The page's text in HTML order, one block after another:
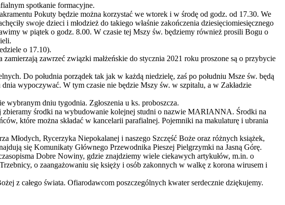
spotkanie formacyjne.
Pokuty będzie można korzystać we wtorek i w środę od godz. od 17.30. We
swoje dzieci i młodzież do takiego właśnie zakończenia dziesięciomiesięcznego
w piątek o godz. 8.00. W czasie tej Mszy św. będziemy również prosili Bogu o
o 17.10).
zawrzeć związki małżeńskie do stycznia 2021 roku proszone są o przybycie
Do południa porządek tak jak w każdą niedzielę, zaś po południu Msze św. będą
wypoczywać. W tym czasie nie będzie Mszy św. w szpitalu, a w Zakładzie
wybranym dniu tygodnia. Zgłoszenia u ks. proboszcza.
środki na wybudowanie kolejnej studni o nazwie MARIANNA. Środki na
które można składać w kancelarii parafialnej. Pojemniki na makulaturę i ubrania
Młodych, Rycerzyka Niepokalanej i naszego Szczęść Boże oraz różnych książek,
się Komunikaty Głównego Przewodnika Pieszej Pielgrzymki na Jasną Górę.
Dobre Nowiny, gdzie znajdziemy wiele ciekawych artykułów, m.in. o
o zaangażowaniu się księży i osób zakonnych w walkę z korona wirusem i
z całego świata. Ofiarodawcom poszczególnych kwater serdecznie dziękujemy.